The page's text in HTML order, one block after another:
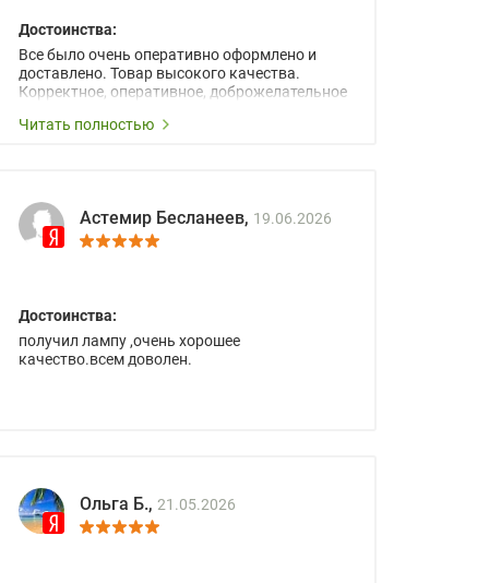
Достоинства:
Все было очень оперативно оформлено и
доставлено. Товар высокого качества.
Корректное, оперативное, доброжелательное
Читать полностью
Астемир Бесланеев, 19.06.2026
Достоинства:
получил лампу ,очень хорошее
качество.всем доволен.
Ольга Б., 21.05.2026